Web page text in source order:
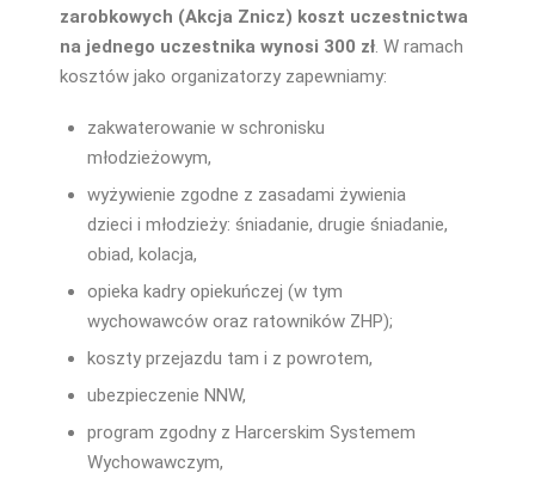
zarobkowych (Akcja Znicz) koszt uczestnictwa
na jednego uczestnika wynosi 300 zł. W ramach
kosztów jako organizatorzy zapewniamy:
zakwaterowanie w schronisku
młodzieżowym,
wyżywienie zgodne z zasadami żywienia
dzieci i młodzieży: śniadanie, drugie śniadanie,
obiad, kolacja,
opieka kadry opiekuńczej (w tym
wychowawców oraz ratowników ZHP);
koszty przejazdu tam i z powrotem,
ubezpieczenie NNW,
program zgodny z Harcerskim Systemem
Wychowawczym,